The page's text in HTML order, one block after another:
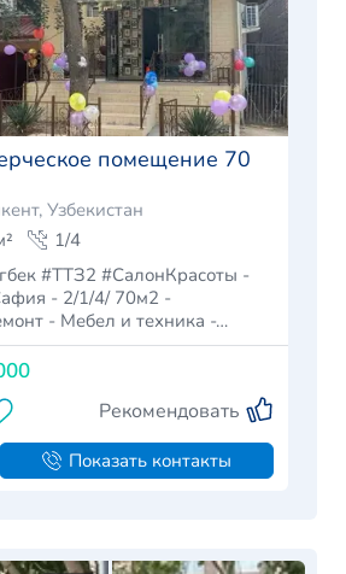
помещение 70
Узбекистан
1/4
#ТТЗ2 #СалонКрасоты -
- 2/1/4/ 70м2 -
Евроремонт - Мебел и техника -…
Рекомендовать
Показать контакты